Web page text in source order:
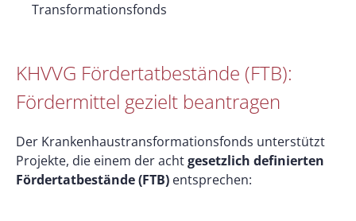
Transformationsfonds
KHVVG Fördertatbestände (FTB):
Fördermittel gezielt beantragen
Der Krankenhaustransformationsfonds unterstützt
Projekte, die einem der achtgesetzlich definierten
Fördertatbestände (FTB) entsprechen: